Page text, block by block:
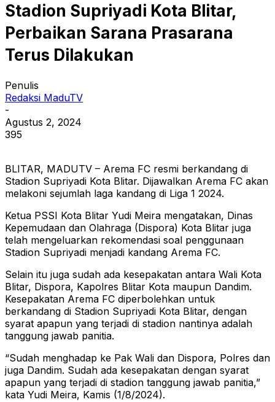
Stadion Supriyadi Kota Blitar,
Perbaikan Sarana Prasarana
Terus Dilakukan
Penulis
Redaksi MaduTV
-
Agustus 2, 2024
395
BLITAR, MADUTV – Arema FC resmi berkandang di
Stadion Supriyadi Kota Blitar. Dijawalkan Arema FC akan
melakoni sejumlah laga kandang di Liga 1 2024.
Ketua PSSI Kota Blitar Yudi Meira mengatakan, Dinas
Kepemudaan dan Olahraga (Dispora) Kota Blitar juga
telah mengeluarkan rekomendasi soal penggunaan
Stadion Supriyadi menjadi kandang Arema FC.
Selain itu juga sudah ada kesepakatan antara Wali Kota
Blitar, Dispora, Kapolres Blitar Kota maupun Dandim.
Kesepakatan Arema FC diperbolehkan untuk
berkandang di Stadion Supriyadi Kota Blitar, dengan
syarat apapun yang terjadi di stadion nantinya adalah
tanggung jawab panitia.
“Sudah menghadap ke Pak Wali dan Dispora, Polres dan
juga Dandim. Sudah ada kesepakatan dengan syarat
apapun yang terjadi di stadion tanggung jawab panitia,”
kata Yudi Meira, Kamis (1/8/2024).